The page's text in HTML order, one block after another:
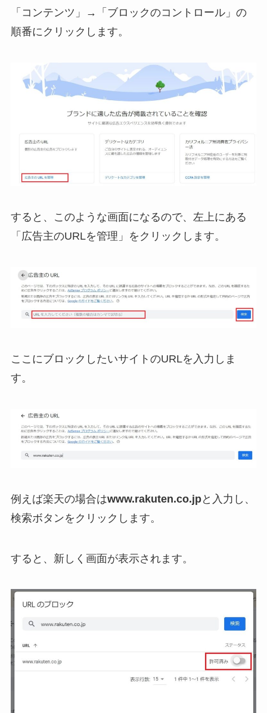
「コンテンツ」→「ブロックのコントロール」の
順番にクリックします。
すると、このような画面になるので、左上にある
「広告主のURLを管理」をクリックします。
ここにブロックしたいサイトのURLを入力しま
す。
例えば楽天の場合はwww.rakuten.co.jpと入力し、
検索ボタンをクリックします。
すると、新しく画面が表示されます。